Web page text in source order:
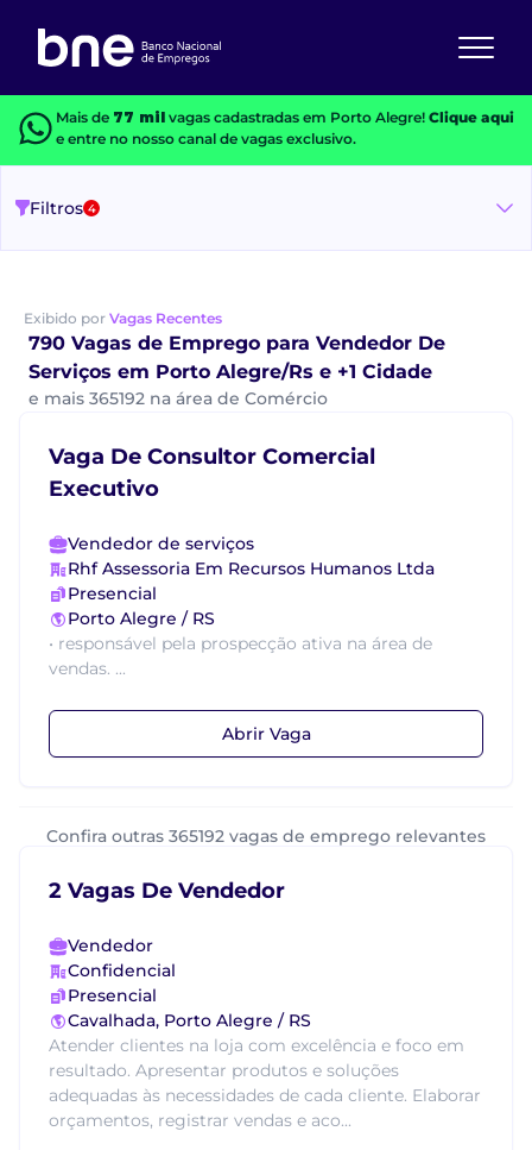
Mais de 77 milvagas cadastradas em Porto Alegre! Clique aqui
e entre no nosso canal de vagas exclusivo.
Filtros 4
Exibido por Vagas Recentes
790 Vagas de Emprego para Vendedor De
Serviços em Porto Alegre/Rs e +1 Cidade
e mais 365192 na área de Comércio
Vaga De Consultor Comercial
Executivo
Vendedor de serviços
Rhf Assessoria Em Recursos Humanos Ltda
Presencial
Porto Alegre / RS
• responsável pela prospecção ativa na área de
vendas. ...
Abrir Vaga
Confira outras 365192 vagas de emprego relevantes
2 Vagas De Vendedor
Vendedor
Confidencial
Presencial
Cavalhada, Porto Alegre / RS
Atender clientes na loja com excelência e foco em
resultado. Apresentar produtos e soluções
adequadas às necessidades de cada cliente. Elaborar
orçamentos, registrar vendas e aco...